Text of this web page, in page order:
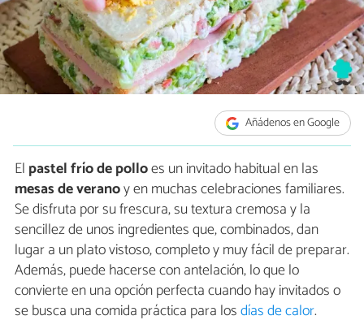
Añádenos en Google
El pastel frío de polloes un invitado habitual en las
mesas de veranoy en muchas celebraciones familiares.
Se disfruta por su frescura, su textura cremosa y la
sencillez de unos ingredientes que, combinados, dan
lugar a un plato vistoso, completo y muy fácil de preparar.
Además, puede hacerse con antelación, lo que lo
convierte en una opción perfecta cuando hay invitados o
se busca una comida práctica para losdías de calor.